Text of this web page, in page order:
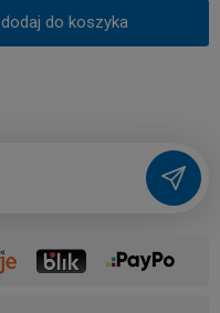
dodaj do koszyka